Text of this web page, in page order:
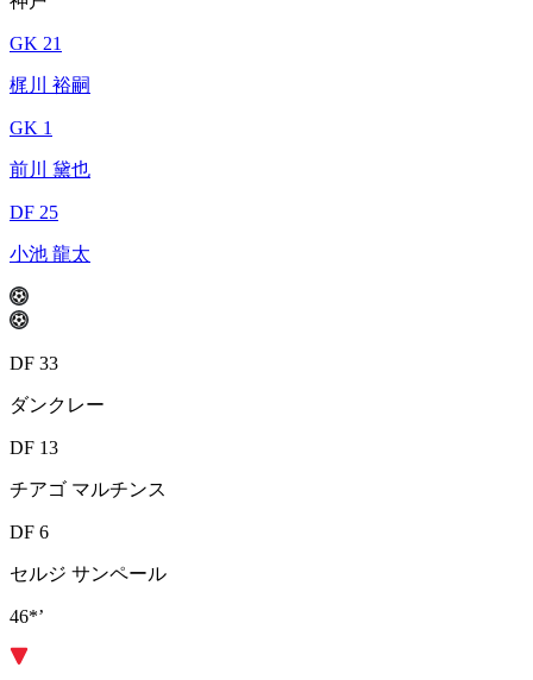
GK 21
梶川 裕嗣
GK 1
前川 黛也
DF 25
小池 龍太
DF 33
ダンクレー
DF 13
チアゴ マルチンス
DF 6
セルジ サンペール
46*’